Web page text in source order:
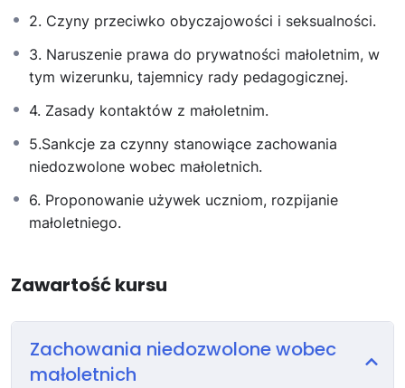
2. Czyny przeciwko obyczajowości i seksualności.
3. Naruszenie prawa do prywatności małoletnim, w
tym wizerunku, tajemnicy rady pedagogicznej.
4. Zasady kontaktów z małoletnim.
5.Sankcje za czynny stanowiące zachowania
niedozwolone wobec małoletnich.
6. Proponowanie używek uczniom, rozpijanie
małoletniego.
Zawartość kursu
Zachowania niedozwolone wobec
małoletnich